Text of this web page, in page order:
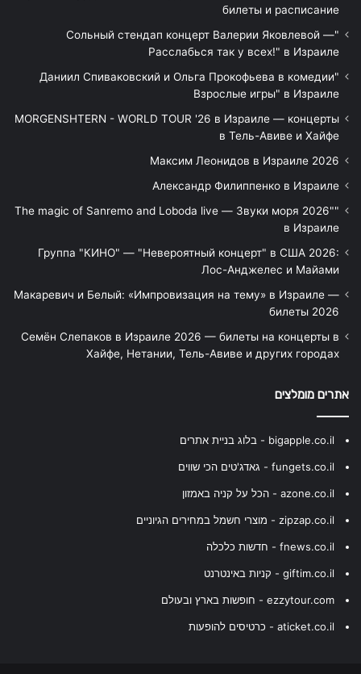
билеты и расписание
"Сольный стендап концерт Валерии Яковлевой —
Расслабься так у всех!" в Израиле
"Даниил Спиваковский и Ольга Прокофьева в комедии
Взрослые игры" в Израиле
MORGENSHTERN - WORLD TOUR '26 в Израиле — концерты
в Тель-Авиве и Хайфе
Максим Леонидов в Израиле 2026
Александр Филиппенко в Израиле
"The magic of Sanremo and Loboda live — Звуки моря 2026"
в Израиле
Группа "КИНО" — "Невероятный концерт" в США 2026:
Лос-Анджелес и Майами
Макаревич и Белый: «Импровизация на тему» в Израиле —
билеты 2026
Семён Слепаков в Израиле 2026 — билеты на концерты в
Хайфе, Нетании, Тель-Авиве и других городах
אתרים מומלצים
bigapple.co.il - בלוג בניית אתרים
fungets.co.il - גאדג'טים הכי שווים
azone.co.il - הכל על קניה באמזון
zipzap.co.il - מוצרי חשמל במחירים הגיוניים
fnews.co.il - חדשות כלכלה
giftim.co.il - קניות באינטרנט
ezzytour.com - חופשות בארץ ובעולם
aticket.co.il - כרטיסים להופעות